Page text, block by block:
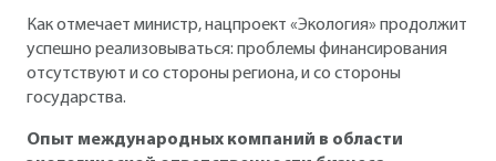
Как отмечает министр, нацпроект «Экология» продолжит
успешно реализовываться: проблемы финансирования
отсутствуют и со стороны региона, и со стороны
государства.
Опыт международных компаний в области